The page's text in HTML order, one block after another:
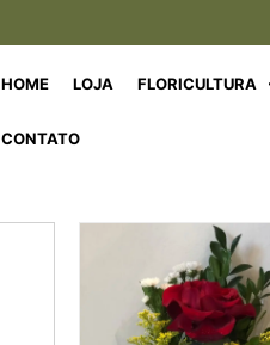
HOME LOJA FLORICULTURA
CONTATO